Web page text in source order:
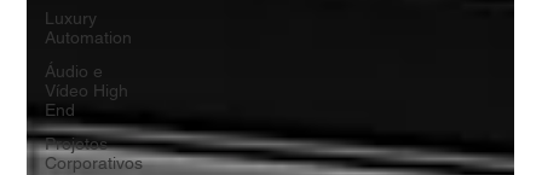
Luxury
Automation
Áudio e
Vídeo High
End
Projetos
Corporativos